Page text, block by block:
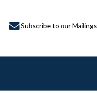
Subscribe to our Mailings